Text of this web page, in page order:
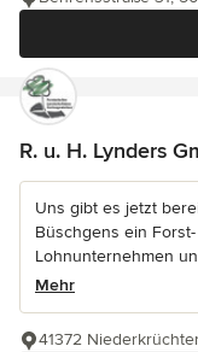
R. u. H. Lynders
Uns gibt es jetzt
Büschgens ein
Lohnunternehmen
Mehr
41372